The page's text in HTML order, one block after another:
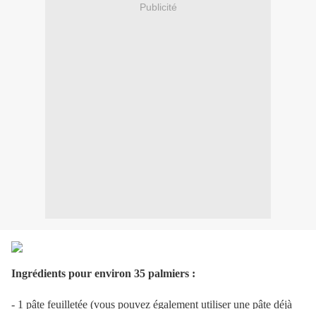
Publicité
Ingrédients pour environ 35 palmiers :
- 1 pâte feuilletée (vous pouvez également utiliser une pâte déjà